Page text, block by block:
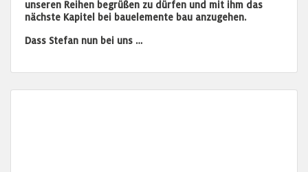
unseren Reihen begrüßen zu dürfen und mit ihm das
nächste Kapitel bei bauelemente bau anzugehen.
Dass Stefan nun bei uns …